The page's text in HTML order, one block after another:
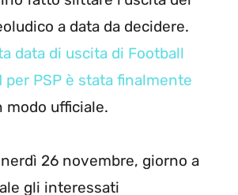
a data da decidere.
data di uscita di Football
per PSP è stata finalmente
modo ufficiale.
26 novembre, giorno a
gli interessati